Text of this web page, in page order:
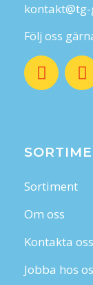
Följ oss
Sortiment
Om oss
Kontakta oss
Jobba hos